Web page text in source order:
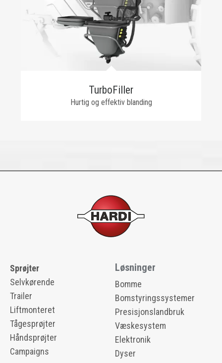
TurboFiller
Hurtig og effektiv blanding
Sprøjter
Selvkørende
Trailer
Liftmonteret
Tågesprøjter
Håndsprøjter
Campaigns
Løsninger
Bomme
Bomstyringssystemer
Presisjonslandbruk
Væskesystem
Elektronik
Dyser